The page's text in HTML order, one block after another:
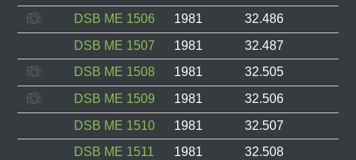
DSB ME 1506
1981 32.486
DSB ME 1507
1981 32.487
DSB ME 1508
1981 32.505
DSB ME 1509
1981 32.506
DSB ME 1510
1981 32.507
DSB ME 1511
1981 32.508